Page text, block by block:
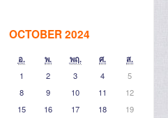
OCTOBER 2024
อ. พ. พฤ. ศ.
ส.
1
2 3 4
5
8 9 10 11
12
15 16 17 18
19